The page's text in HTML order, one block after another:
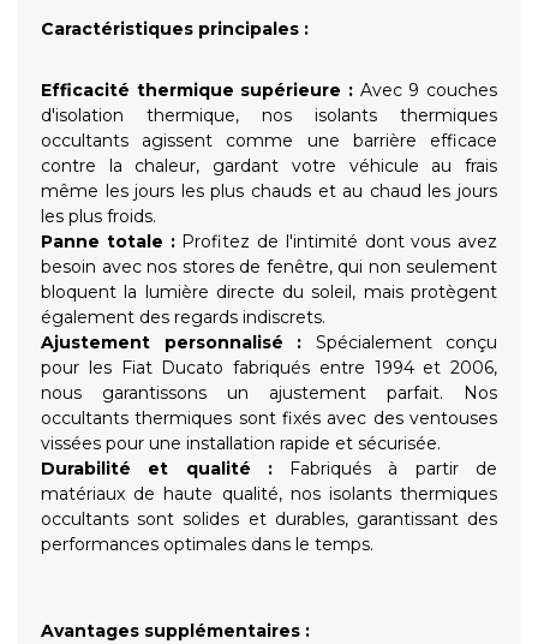
Caractéristiques principales :
Efficacité thermique supérieure : Avec 9 couches
d'isolation thermique, nos isolants thermiques
occultants agissent comme une barrière efficace
contre la chaleur, gardant votre véhicule au frais
même les jours les plus chauds et au chaud les jours
les plus froids.
Panne totale :Profitez de l'intimité dont vous avez
besoin avec nos stores de fenêtre, qui non seulement
bloquent la lumière directe du soleil, mais protègent
également des regards indiscrets.
Ajustement personnalisé : Spécialement conçu
pour les Fiat Ducato fabriqués entre 1994 et 2006,
nous garantissons un ajustement parfait. Nos
occultants thermiques sont fixés avec des ventouses
vissées pour une installation rapide et sécurisée.
Durabilité et qualité :Fabriqués à partir de
matériaux de haute qualité, nos isolants thermiques
occultants sont solides et durables, garantissant des
performances optimales dans le temps.
Avantages supplémentaires :